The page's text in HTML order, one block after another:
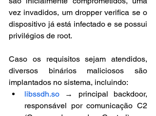
vez invadidos, um dropper verifica se o
dispositivo já está infectado e se possui
privilégios de root.
Caso os requisitos sejam atendidos,
diversos binários maliciosos são
implantados no sistema, incluindo:
libssdh.so → principal backdoor,
responsável por comunicação C2